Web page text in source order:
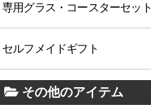
専用グラス・コースターセット
セルフメイドギフト
その他のアイテム